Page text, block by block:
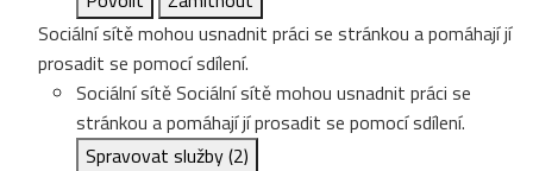
Sociální sítě mohou usnadnit práci se stránkou a pomáhají jí
prosadit se pomocí sdílení.
Sociální sítěSociální sítě mohou usnadnit práci se
stránkou a pomáhají jí prosadit se pomocí sdílení.
Spravovat služby(2)